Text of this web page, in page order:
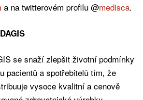
a na twitterovém profilu @medisca.
se snaží zlepšit životní podmínky
pacientů a spotřebitelů tím, že
vysoce kvalitní a cenově